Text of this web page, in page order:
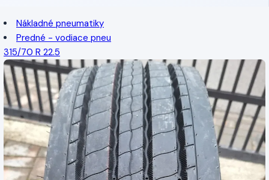
Nákladné pneumatiky
Predné - vodiace pneu
315/70 R 22.5